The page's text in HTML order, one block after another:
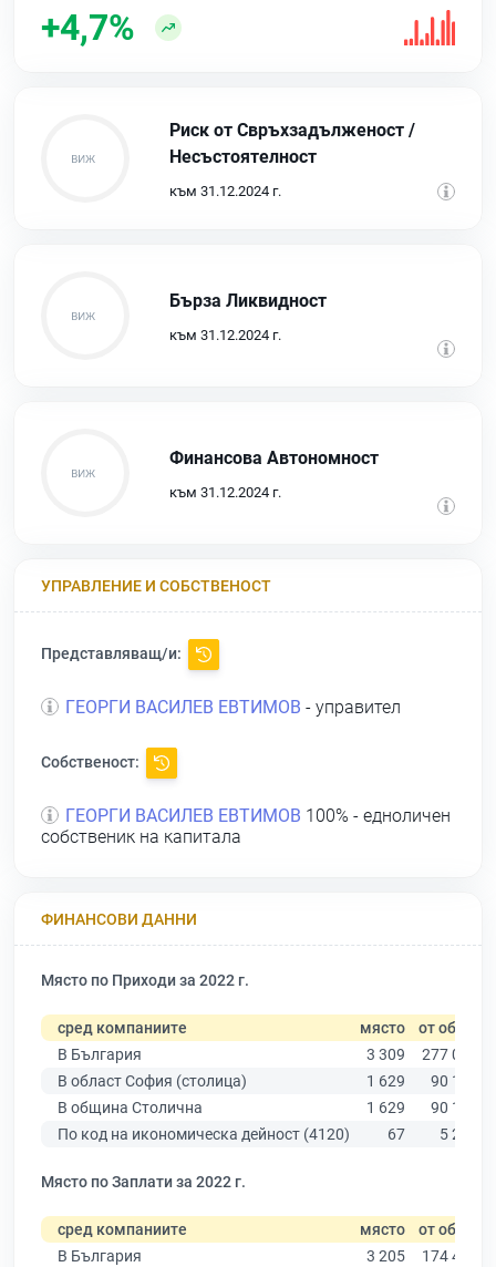
+4,7%
Риск от Свръхзадълженост /
Несъстоятелност
към 31.12.2024 г.
Бърза Ликвидност
към 31.12.2024 г.
Финансова Автономност
към 31.12.2024 г.
УПРАВЛЕНИЕ И СОБСТВЕНОСТ
Представляващ/и:
ГЕОРГИ ВАСИЛЕВ ЕВТИМОВ - управител
Собственост:
ГЕОРГИ ВАСИЛЕВ ЕВТИМОВ 100% - едноличен
собственик на капитала
ФИНАНСОВИ ДАННИ
Място по Приходи за 2022 г.
сред компаниите място от общо
В България
3 309
277 019
В област София (столица)
1 629
90 178
В община Столична
1 629
90 178
По код на икономическа дейност (4120)
67 5 291
Място по Заплати за 2022 г.
сред компаниите място от общо
В България
3 205
174 403